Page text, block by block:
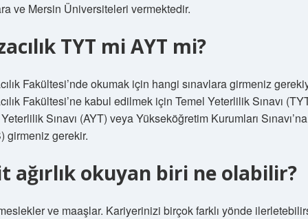
ve Mersin Üniversiteleri vermektedir.
TYT mi AYT mi?
Fakültesi’nde okumak için hangi sınavlara girmeniz
Fakültesi’ne kabul edilmek için Temel Yeterlilik Sınavı
Sınavı (AYT) veya Yükseköğretim Kurumları Sınavı’na
girmeniz gerekir.
ağırlık okuyan biri ne olabilir?
ve maaşlar. Kariyerinizi birçok farklı yönde